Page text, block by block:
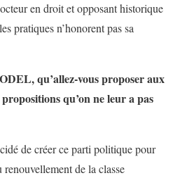
en droit et opposant historique
pratiques n’honorent pas sa
qu’allez-vous proposer aux
qu’on ne leur a pas
de créer ce parti politique pour
de la classe